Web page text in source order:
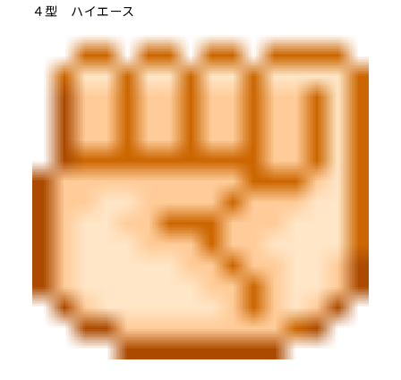
４型 ハイエース